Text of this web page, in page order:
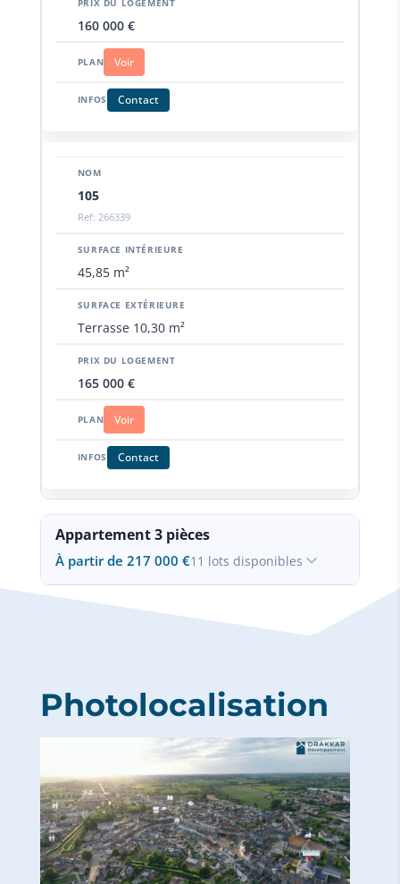
160 000 €
Voir
Contact
105
Ref: 266339
45,85 m²
Terrasse 10,30 m²
165 000 €
Voir
Contact
108
Voir
Contact
Appartement 3 pièces
À partir de 217 000 €11 lots disponibles
71,20 m²
Terrasse 87,00 m²
264 000 €
Voir
Photolocalisation